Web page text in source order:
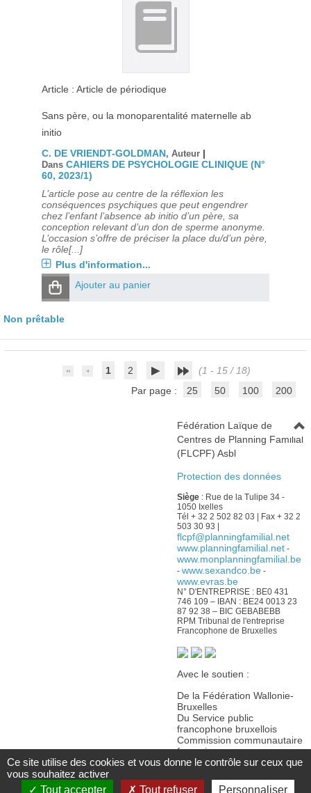
Article : Article de périodique
Sans père, ou la monoparentalité maternelle ab
initio
C. DE VRIENDT-GOLDMAN, Auteur |
Dans CAHIERS DE PSYCHOLOGIE CLINIQUE (N°
60, 2023/1)
L’article pose au centre de la réflexion les
conséquences psychiques que peut engendrer
chez l’enfant l’absence ab initio d’un père, sa
conception relevant d’un don de sperme anonyme.
L’occasion s’offre de préciser la place du/d’un père,
le rôle[...]
Plus d'information...
Ajouter au panier
Non prêtable
1 2
(1 - 15 / 18)
Par page :
25 50 100 200
Fédération Laïque de
Centres de Planning Familial
(FLCPF) Asbl
Protection des données
Siège: Rue de la Tulipe 34 -
1050 Ixelles
Tél + 32 2 502 82 03 | Fax + 32 2
503 30 93 |
flcpf@planningfamilial.net
www.planningfamilial.net-
www.monplanningfamilial.be
- www.sexandco.be-
www.evras.be
N° D'ENTREPRISE : BE0 431
746 109 – IBAN : BE24 0013 23
87 92 38 – BIC GEBABEBB
RPM Tribunal de l'entreprise
Francophone de Bruxelles
Avec le soutien :
De la Fédération Wallonie-
Bruxelles
Du Service public
francophone bruxellois
Commission communautaire
française
De la Wallonie
Ce site utilise des cookies et vous donne le contrôle sur ceux que
vous souhaitez activer
Tout accepter
Tout refuser Personnaliser